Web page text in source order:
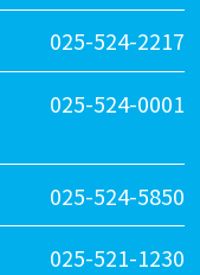
025-524-2217
025-524-0001
025-524-5850
025-521-1230